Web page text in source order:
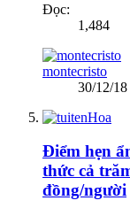
Đọc:
1,484
montecristo
30/12/18
Điểm hẹn
thức cả
đồng/người